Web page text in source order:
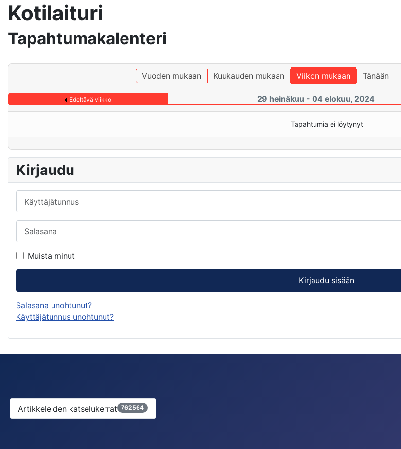
Kotilaituri
Tapahtumakalenteri
Vuoden mukaan Kuukauden mukaan Viikon mukaan Tänään
Edeltävä viikko 29 heinäkuu - 04 elokuu, 2024
Tapahtumia ei löytynyt
Kirjaudu
Muista minut
Kirjaudu sisään
Salasana unohtunut?
Käyttäjätunnus unohtunut?
Artikkeleiden katselukerrat 762564